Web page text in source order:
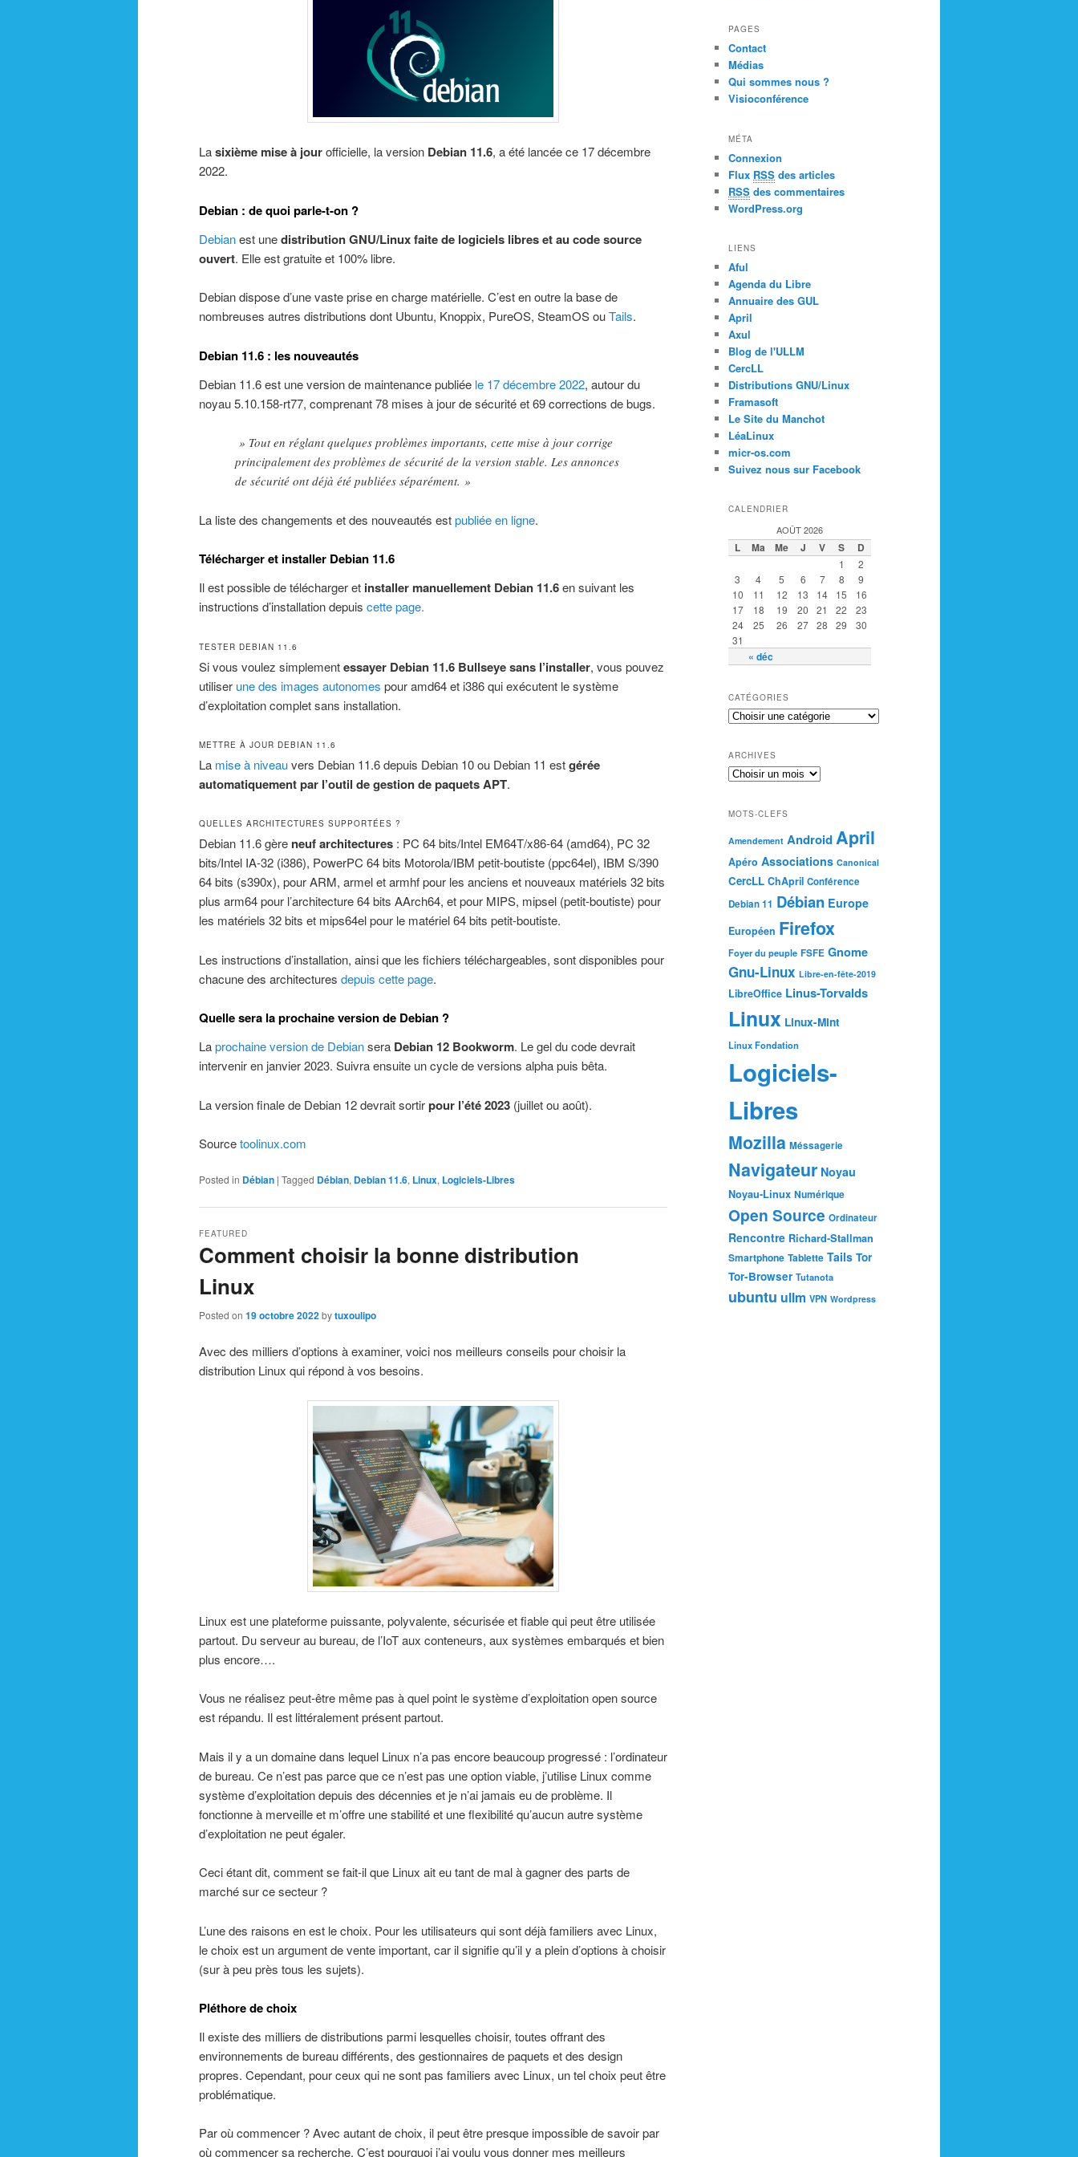
Lasixième mise à jourofficielle, la version Debian 11.6, a été lancée ce 17 décembre
2022.
Debian : de quoi parle-t-on ?
Debianest unedistribution GNU/Linux faite de logiciels libres et au code source
ouvert. Elle est gratuite et 100% libre.
Debian dispose d’une vaste prise en charge matérielle. C’est en outre la base de
nombreuses autres distributions dont Ubuntu, Knoppix, PureOS, SteamOS ouTails.
Debian 11.6 : les nouveautés
Debian 11.6 est une version de maintenance publiée le 17 décembre 2022, autour du
noyau 5.10.158-rt77, comprenant 78 mises à jour de sécurité et 69 corrections de bugs.
» Tout en réglant quelques problèmes importants, cette mise à jour corrige
principalement des problèmes de sécurité de la version stable. Les annonces
de sécurité ont déjà été publiées séparément. »
La liste des changements et des nouveautés estpubliée en ligne.
Télécharger et installer Debian 11.6
Il est possible de télécharger et installer manuellement Debian 11.6en suivant les
instructions d’installation depuis cette page.
TESTER DEBIAN 11.6
Si vous voulez simplementessayer Debian 11.6 Bullseye sans l’installer, vous pouvez
utiliser une des images autonomes pour amd64 et i386 qui exécutent le système
d’exploitation complet sans installation.
METTRE À JOUR DEBIAN 11.6
La mise à niveauvers Debian 11.6 depuis Debian 10 ou Debian 11 estgérée
automatiquement par l’outil de gestion de paquets APT.
QUELLES ARCHITECTURES SUPPORTÉES ?
Debian 11.6 gère neuf architectures : PC 64 bits/Intel EM64T/x86-64 (amd64), PC 32
bits/Intel IA-32 (i386), PowerPC 64 bits Motorola/IBM petit-boutiste (ppc64el), IBM S/390
64 bits (s390x), pour ARM, armel et armhf pour les anciens et nouveaux matériels 32 bits
plus arm64 pour l’architecture 64 bits AArch64, et pour MIPS, mipsel (petit-boutiste) pour
les matériels 32 bits et mips64el pour le matériel 64 bits petit-boutiste.
Les instructions d’installation, ainsi que les fichiers téléchargeables, sont disponibles pour
chacune des architectures depuis cette page.
Quelle sera la prochaine version de Debian ?
Laprochaine version de Debiansera Debian 12 Bookworm. Le gel du code devrait
intervenir en janvier 2023. Suivra ensuite un cycle de versions alpha puis bêta.
La version finale de Debian 12 devrait sortirpour l’été 2023 (juillet ou août).
Sourcetoolinux.com
Posted in Débian | Tagged Débian, Debian 11.6, Linux, Logiciels-Libres
Comment choisir la bonne distribution
Linux
FEATURED
Posted on 19 octobre 2022bytuxoulipo
Avec des milliers d’options à examiner, voici nos meilleurs conseils pour choisir la
distribution Linux qui répond à vos besoins.
Linux est une plateforme puissante, polyvalente, sécurisée et fiable qui peut être utilisée
partout. Du serveur au bureau, de l’IoT aux conteneurs, aux systèmes embarqués et bien
plus encore….
Vous ne réalisez peut-être même pas à quel point le système d’exploitation open source
est répandu. Il est littéralement présent partout.
Mais il y a un domaine dans lequel Linux n’a pas encore beaucoup progressé : l’ordinateur
de bureau. Ce n’est pas parce que ce n’est pas une option viable, j’utilise Linux comme
système d’exploitation depuis des décennies et je n’ai jamais eu de problème. Il
fonctionne à merveille et m’offre une stabilité et une flexibilité qu’aucun autre système
d’exploitation ne peut égaler.
Ceci étant dit, comment se fait-il que Linux ait eu tant de mal à gagner des parts de
marché sur ce secteur ?
L’une des raisons en est le choix. Pour les utilisateurs qui sont déjà familiers avec Linux,
le choix est un argument de vente important, car il signifie qu’il y a plein d’options à choisir
(sur à peu près tous les sujets).
Pléthore de choix
Il existe des milliers de distributions parmi lesquelles choisir, toutes offrant des
environnements de bureau différents, des gestionnaires de paquets et des design
propres. Cependant, pour ceux qui ne sont pas familiers avec Linux, un tel choix peut être
problématique.
Par où commencer ? Avec autant de choix, il peut être presque impossible de savoir par
où commencer sa recherche. C’est pourquoi j’ai voulu vous donner mes meilleurs
PAGES
Contact
Médias
Qui sommes nous ?
Visioconférence
MÉTA
Connexion
Flux RSS des articles
RSS des commentaires
WordPress.org
LIENS
Aful
Agenda du Libre
Annuaire des GUL
April
Axul
Blog de l'ULLM
CercLL
Distributions GNU/Linux
Framasoft
Le Site du Manchot
LéaLinux
micr-os.com
Suivez nous sur Facebook
CALENDRIER
AOÛT 2026
L Ma Me J V S D
« déc
1
2
3
4 5 6 7 8
9
10
11 12 13 14 15
16
17
18 19 20 21 22
23
24
25 26 27 28 29
30
31
CATÉGORIES
ARCHIVES
MOTS-CLEFS
Amendement AndroidApril
Apéro Associations Canonical
CercLL ChApril Conférence
Debian 11 Débian Europe
Européen Firefox
Foyer du peuple FSFE Gnome
Gnu-Linux Libre-en-fête-2019
LibreOffice Linus-Torvalds
Linux Linux-Mint
Linux Fondation
Logiciels-
Libres
Mozilla Méssagerie
Navigateur Noyau
Noyau-Linux Numérique
Open Source Ordinateur
Rencontre Richard-Stallman
Smartphone Tablette Tails Tor
Tor-Browser Tutanota
ubuntu ullm VPN Wordpress